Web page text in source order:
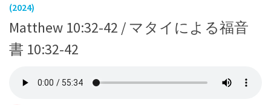
(2024)
Matthew 10:32-42 / マタイによる福音
書 10:32-42